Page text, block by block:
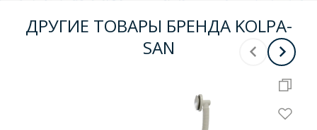
ДРУГИЕ ТОВАРЫ БРЕНДА KOLPA-
SAN